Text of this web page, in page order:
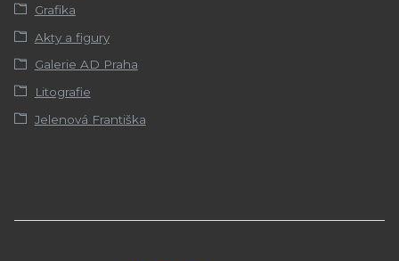
Grafika
Akty a figury
Galerie AD Praha
Litografie
Jelenová Františka